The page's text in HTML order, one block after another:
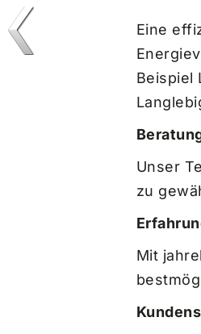
Eine
Beispiel
Unser
zu
Mit